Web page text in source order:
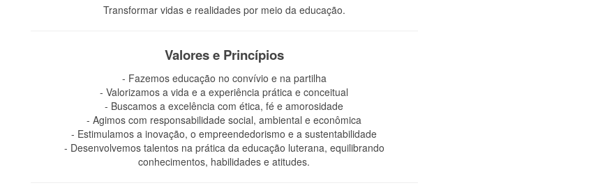
Transformar vidas e realidades por meio da educação.
Valores e Princípios
- Fazemos educação no convívio e na partilha
- Valorizamos a vida e a experiência prática e conceitual
- Buscamos a excelência com ética, fé e amorosidade
- Agimos com responsabilidade social, ambiental e econômica
- Estimulamos a inovação, o empreendedorismo e a sustentabilidade
- Desenvolvemos talentos na prática da educação luterana, equilibrando
conhecimentos, habilidades e atitudes.